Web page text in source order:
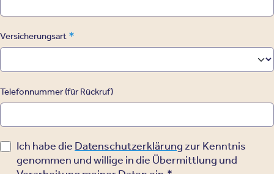
Versicherungsart *
Telefonnummer (für Rückruf)
Ich habe die Datenschutzerklärung zur Kenntnis
genommen und willige in die Übermittlung und